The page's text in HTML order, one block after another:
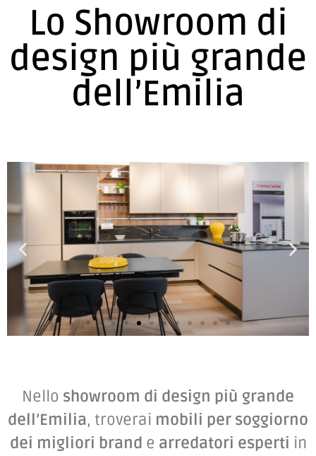
Lo Showroom di
design più grande
dell’Emilia
Nello showroom di design più grande
dell’Emilia, troverai mobili per soggiorno
dei migliori brand e arredatori esperti in